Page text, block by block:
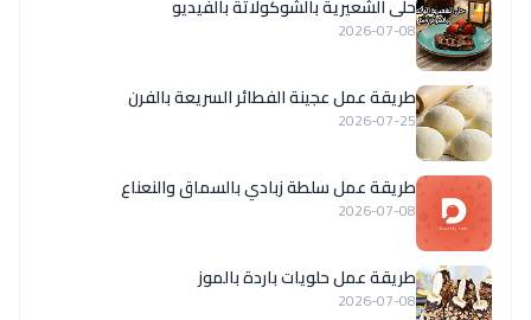
حلى الشعيرية بالشوكولاتة بالفيديو
2026-07-08
طريقة عمل عجينة الفطائر السريعة بالفرن
2026-07-25
طريقة عمل سلطة زبادي بالسماق والنعناع
2026-07-08
طريقة عمل حلويات باردة بالموز
2026-07-08